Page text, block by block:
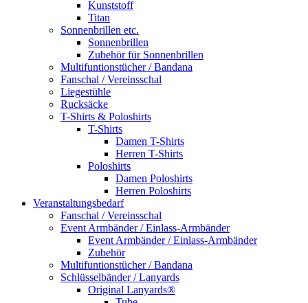
Kunststoff
Titan
Sonnenbrillen etc.
Sonnenbrillen
Zubehör für Sonnenbrillen
Multifuntionstücher / Bandana
Fanschal / Vereinsschal
Liegestühle
Rucksäcke
T-Shirts & Poloshirts
T-Shirts
Damen T-Shirts
Herren T-Shirts
Poloshirts
Damen Poloshirts
Herren Poloshirts
Veranstaltungsbedarf
Fanschal / Vereinsschal
Event Armbänder / Einlass-Armbänder
Event Armbänder / Einlass-Armbänder
Zubehör
Multifuntionstücher / Bandana
Schlüsselbänder / Lanyards
Original Lanyards®